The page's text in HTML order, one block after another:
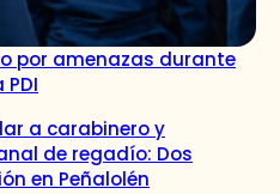
por amenazas durante
a carabinero y
de regadío: Dos
en Peñalolén